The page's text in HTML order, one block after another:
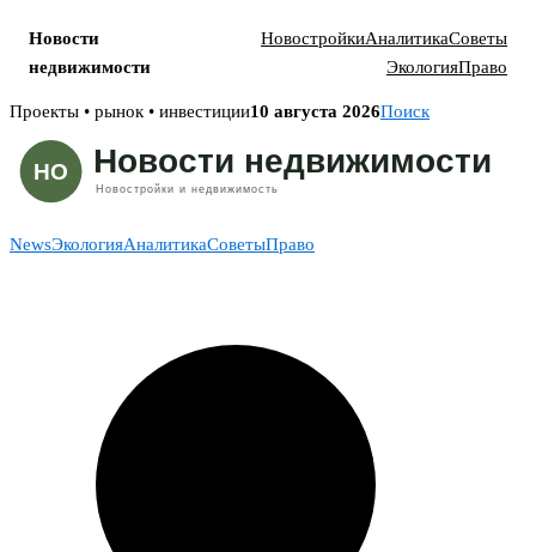
Новости
недвижимости
НовостройкиАналитикаСоветы
ЭкологияПраво
Skip
content
Проекты • рынок • инвестиции10 августа 2026Поиск
NewsЭкологияАналитикаСоветыПраво